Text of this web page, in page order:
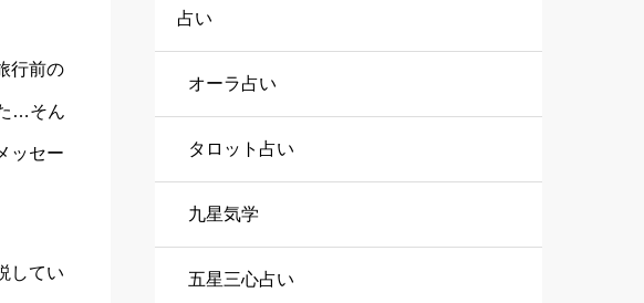
行前の
…そん
ッセー
してい
占い
オーラ占い
タロット占い
九星気学
五星三心占い